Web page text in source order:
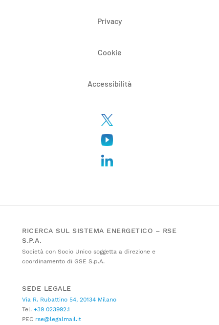
Privacy
Cookie
Accessibilità
RICERCA SUL SISTEMA ENERGETICO – RSE
S.P.A.
Società con Socio Unico soggetta a direzione e
coordinamento di GSE S.p.A.
SEDE LEGALE
Via R. Rubattino 54, 20134 Milano
Tel. +39 023992.1
PEC rse@legalmail.it